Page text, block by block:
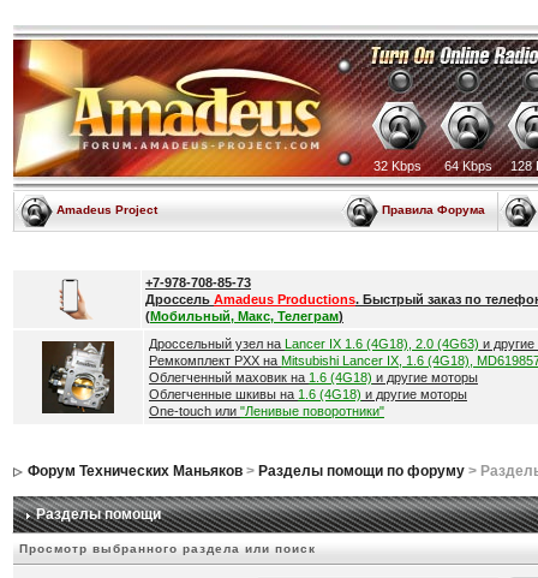
32 Kbps 64 Kbps 128
Amadeus Project Правила Форума
+7-978-708-85-73
Дроссель Amadeus Productions. Быстрый заказ по
(Мобильный, Макс, Телеграм)
Дроссельный узел на Lancer IX 1.6 (4G18), 2.0 (4G63) и
Ремкомплект РХХ на Mitsubishi Lancer IX, 1.6 (4G18),
Облегченный маховик на 1.6 (4G18) и другие моторы
Облегченные шкивы на 1.6 (4G18) и другие моторы
One-touch или "Ленивые поворотники"
Форум Технических Маньяков> Разделы помощи по форуму>
Разделы помощи
Просмотр выбранного раздела или поиск